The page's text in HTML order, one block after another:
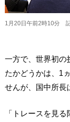
1月20日午前2時10分
一方で、世界初の
たかどうかは、1
せんが、国中所長
「トレースを見